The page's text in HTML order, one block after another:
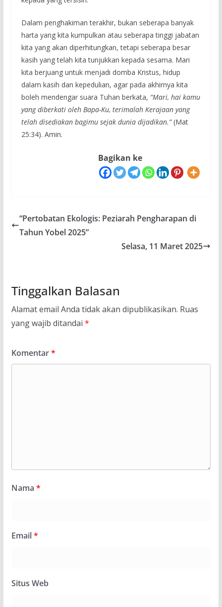
Dalam penghakiman terakhir, bukan seberapa banyak
harta yang kita kumpulkan atau seberapa tinggi jabatan
kita yang akan diperhitungkan, tetapi seberapa besar
kasih yang telah kita tunjukkan kepada sesama. Mari
kita berjuang untuk menjadi domba Kristus, hidup
dalam kasih dan kepedulian, agar pada akhirnya kita
boleh mendengar suara Tuhan berkata, “Mari, hai kamu
yang diberkati oleh Bapa-Ku, terimalah Kerajaan yang
telah disediakan bagimu sejak dunia dijadikan.”(Mat
25:34). Amin.
Bagikan ke
“Pertobatan Ekologis: Peziarah Pengharapan di
Tahun Yobel 2025”
Selasa, 11 Maret 2025
Tinggalkan Balasan
Alamat email Anda tidak akan dipublikasikan. Ruas
yang wajib ditandai *
Komentar*
Nama *
Email*
Situs Web